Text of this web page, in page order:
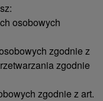
osobowych
zgodnie z
zgodnie
zgodnie z art.